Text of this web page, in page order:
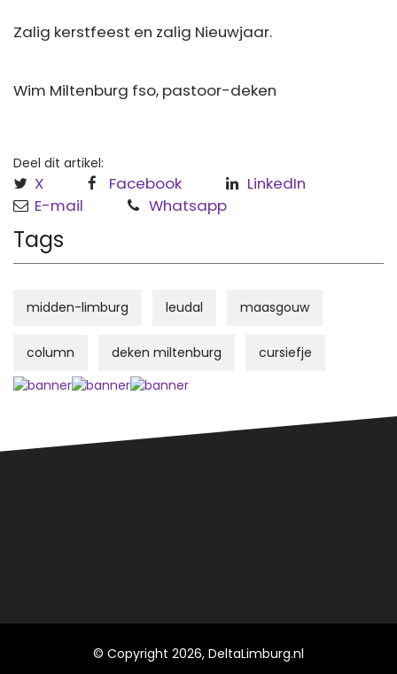
Zalig kerstfeest en zalig Nieuwjaar.
Wim Miltenburg fso, pastoor-deken
Deel dit artikel:
X Facebook
LinkedIn
E-mail
Whatsapp
Tags
midden-limburg leudal maasgouw
column deken miltenburg cursiefje
© Copyright 2026, DeltaLimburg.nl